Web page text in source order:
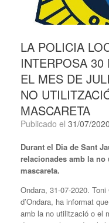
LA POLICIA
INTERPOSA 30
EL MES DE
NO
MASCARETA
Publicado el 31/07/2020
Durant el Dia de Sant
relacionades amb la
mascareta.
Ondara, 31-07-2020.
d’Ondara, ha informat
amb la no utilització o el